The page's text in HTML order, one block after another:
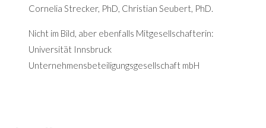
Cornelia Strecker, PhD, Christian Seubert, PhD.
Nicht im Bild, aber ebenfalls Mitgesellschafterin:
Universität Innsbruck
Unternehmensbeteiligungsgesellschaft mbH